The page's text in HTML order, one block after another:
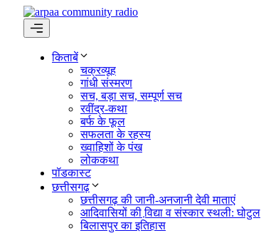
Skip
contentMenu
किताबें
चक्रव्यूह
गांधी संस्मरण
सच, बड़ा सच, सम्पूर्ण सच
रवींद्र-कथा
बर्फ के फूल
सफलता के रहस्य
ख्वाहिशों के पंख
लोककथा
पॉडकास्ट
छत्तीसगढ़
छत्तीसगढ़ की जानी-अनजानी देवी माताएं
आदिवासियों की वि़द्या व संस्कार स्थली: घोटुल
बिलासपुर का इतिहास